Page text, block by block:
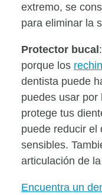
extremo, se
para eliminar la
Protector bucal
porque los
dentista puede
puedes usar por
protege tus
puede reducir el
sensibles.
articulación de
Encuentra un